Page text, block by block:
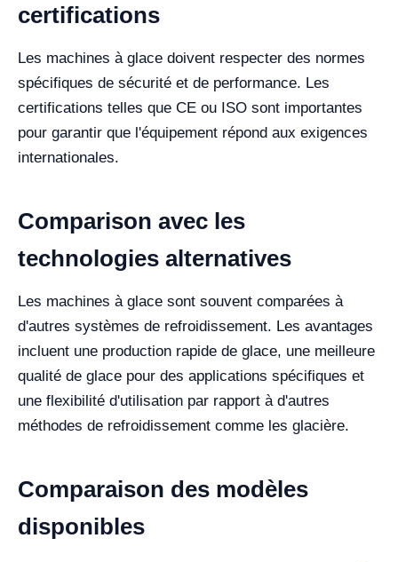
certifications
Les machines à glace doivent respecter des normes
spécifiques de sécurité et de performance. Les
certifications telles que CE ou ISO sont importantes
pour garantir que l'équipement répond aux exigences
internationales.
Comparison avec les
technologies alternatives
Les machines à glace sont souvent comparées à
d'autres systèmes de refroidissement. Les avantages
incluent une production rapide de glace, une meilleure
qualité de glace pour des applications spécifiques et
une flexibilité d'utilisation par rapport à d'autres
méthodes de refroidissement comme les glacière.
Comparaison des modèles
disponibles